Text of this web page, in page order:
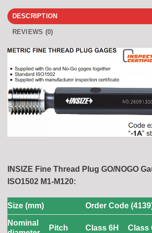
DESCRIPTION
REVIEWS (0)
INSIZE Fine Thread Plug GO/NOGO
ISO1502 M1-M120:
Size (mm) Order Code
Nominal
Pitch Class 6H Class